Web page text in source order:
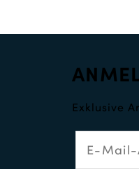
Exklusive